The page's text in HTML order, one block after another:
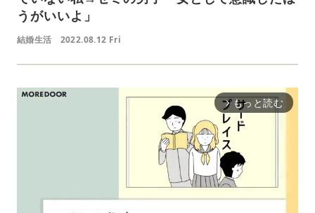
うがいいよ」
結婚生活 2022.08.12 Fri
arrow_forward_ios もっと読む